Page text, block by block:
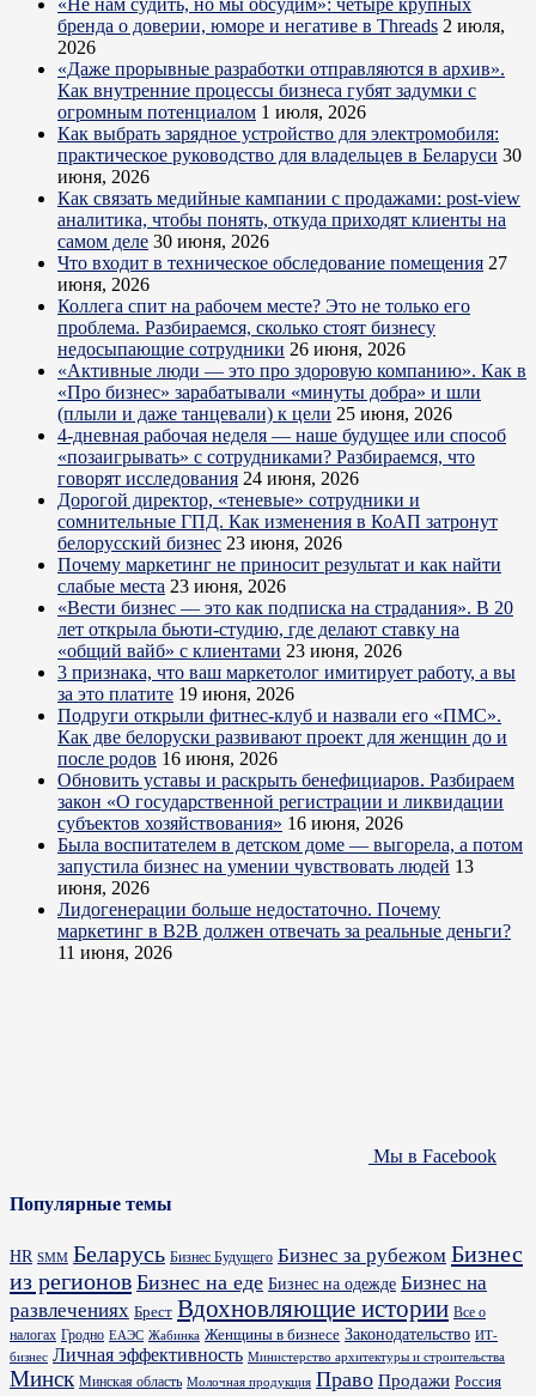
«Не нам судить, но мы обсудим»: четыре крупных
бренда о доверии, юморе и негативе в Threads 2 июля,
2026
«Даже прорывные разработки отправляются в архив».
Как внутренние процессы бизнеса губят задумки с
огромным потенциалом 1 июля, 2026
Как выбрать зарядное устройство для электромобиля:
практическое руководство для владельцев в Беларуси 30
июня, 2026
Как связать медийные кампании с продажами: post-view
аналитика, чтобы понять, откуда приходят клиенты на
самом деле 30 июня, 2026
Что входит в техническое обследование помещения 27
июня, 2026
Коллега спит на рабочем месте? Это не только его
проблема. Разбираемся, сколько стоят бизнесу
недосыпающие сотрудники 26 июня, 2026
«Активные люди — это про здоровую компанию». Как в
«Про бизнес» зарабатывали «минуты добра» и шли
(плыли и даже танцевали) к цели 25 июня, 2026
4-дневная рабочая неделя — наше будущее или способ
«позаигрывать» с сотрудниками? Разбираемся, что
говорят исследования 24 июня, 2026
Дорогой директор, «теневые» сотрудники и
сомнительные ГПД. Как изменения в КоАП затронут
белорусский бизнес 23 июня, 2026
Почему маркетинг не приносит результат и как найти
слабые места 23 июня, 2026
«Вести бизнес — это как подписка на страдания». В 20
лет открыла бьюти-студию, где делают ставку на
«общий вайб» с клиентами 23 июня, 2026
3 признака, что ваш маркетолог имитирует работу, а вы
за это платите 19 июня, 2026
Подруги открыли фитнес-клуб и назвали его «ПМС».
Как две белоруски развивают проект для женщин до и
после родов 16 июня, 2026
Обновить уставы и раскрыть бенефициаров. Разбираем
закон «О государственной регистрации и ликвидации
субъектов хозяйствования» 16 июня, 2026
Была воспитателем в детском доме — выгорела, а потом
запустила бизнес на умении чувствовать людей 13
июня, 2026
Лидогенерации больше недостаточно. Почему
маркетинг в B2B должен отвечать за реальные деньги?
11 июня, 2026
Мы в Facebook
Популярные темы
HR SMM Беларусь Бизнес Будущего Бизнес за рубежом Бизнес
из регионов Бизнес на еде Бизнес на одежде Бизнес на
развлечениях Брест Вдохновляющие истории Все о
налогах Гродно ЕАЭС Жабинка Женщины в бизнесе Законодательство ИТ-
бизнес Личная эффективность Министерство архитектуры и строительства
Минск Минская область Молочная продукция Право Продажи Россия